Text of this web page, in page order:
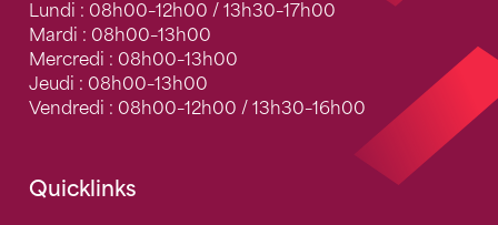
Lundi : 08h00–12h00 / 13h30–17h00
Mardi : 08h00–13h00
Mercredi : 08h00–13h00
Jeudi : 08h00–13h00
Vendredi : 08h00–12h00 / 13h30–16h00
Quicklinks